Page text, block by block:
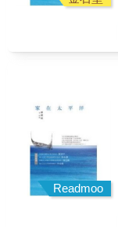
Readmoo